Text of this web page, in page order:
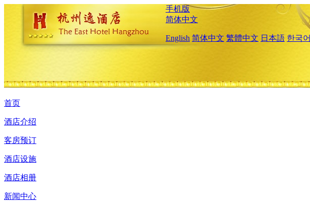
手机版
简体中文
English 简体中文 繁體中文 日本語 한국어
首页
酒店介绍
客房预订
酒店设施
酒店相册
新闻中心